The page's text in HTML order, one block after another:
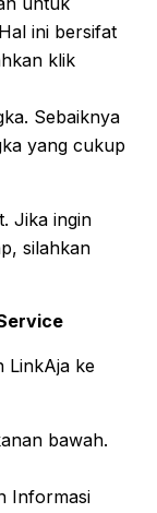
ini bersifat
klik
Sebaiknya
yang cukup
Jika ingin
silahkan
LinkAja ke
bawah.
Informasi